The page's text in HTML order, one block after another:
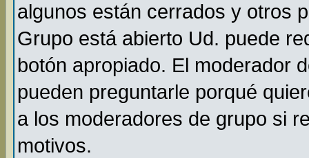
algunos están cerrados y otros
Grupo está abierto Ud. puede
botón apropiado. El moderador
pueden preguntarle porqué
a los moderadores de grupo si
motivos.